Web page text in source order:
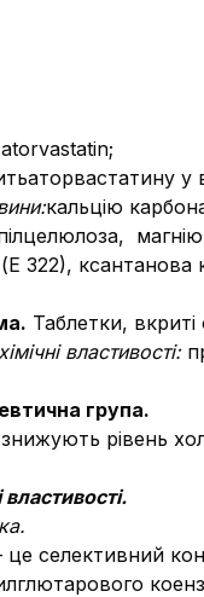
кальцію
322), ксантанова
Таблетки,
властивості:
група.
рівень
селективний